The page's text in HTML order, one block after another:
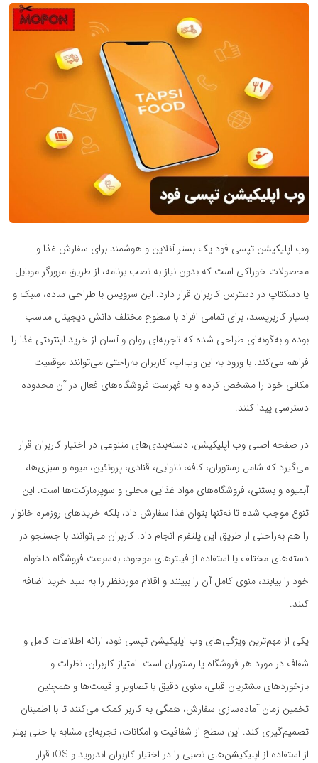
وب اپلیکیشن تپسی فود یک بستر آنلاین و هوشمند برای سفارش غذا و
محصولات خوراکی است که بدون نیاز به نصب برنامه، از طریق مرورگر موبایل
یا دسکتاپ در دسترس کاربران قرار دارد. این سرویس با طراحی ساده، سبک و
بسیار کاربرپسند، برای تمامی افراد با سطوح مختلف دانش دیجیتال مناسب
بوده و به‌گونه‌ای طراحی شده که تجربه‌ای روان و آسان از خرید اینترنتی غذا را
فراهم می‌کند. با ورود به این وب‌اپ، کاربران به‌راحتی می‌توانند موقعیت
مکانی خود را مشخص کرده و به فهرست فروشگاه‌های فعال در آن محدوده
دسترسی پیدا کنند.
در صفحه اصلی وب اپلیکیشن، دسته‌بندی‌های متنوعی در اختیار کاربران قرار
می‌گیرد که شامل رستوران، کافه، نانوایی، قنادی، پروتئین، میوه و سبزی‌ها،
آبمیوه و بستنی، فروشگاه‌های مواد غذایی محلی و سوپرمارکت‌ها است. این
تنوع موجب شده تا نه‌تنها بتوان غذا سفارش داد، بلکه خریدهای روزمره خانوار
را هم به‌راحتی از طریق این پلتفرم انجام داد. کاربران می‌توانند با جستجو در
دسته‌های مختلف یا استفاده از فیلترهای موجود، به‌سرعت فروشگاه دلخواه
خود را بیابند، منوی کامل آن را ببینند و اقلام موردنظر را به سبد خرید اضافه
کنند.
یکی از مهم‌ترین ویژگی‌های وب اپلیکیشن تپسی فود، ارائه اطلاعات کامل و
شفاف در مورد هر فروشگاه یا رستوران است. امتیاز کاربران، نظرات و
بازخوردهای مشتریان قبلی، منوی دقیق با تصاویر و قیمت‌ها و همچنین
تخمین زمان آماده‌سازی سفارش، همگی به کاربر کمک می‌کنند تا با اطمینان
تصمیم‌گیری کند. این سطح از شفافیت و امکانات، تجربه‌ای مشابه یا حتی بهتر
از استفاده از اپلیکیشن‌های نصبی را در اختیار کاربران اندروید و iOS قرار